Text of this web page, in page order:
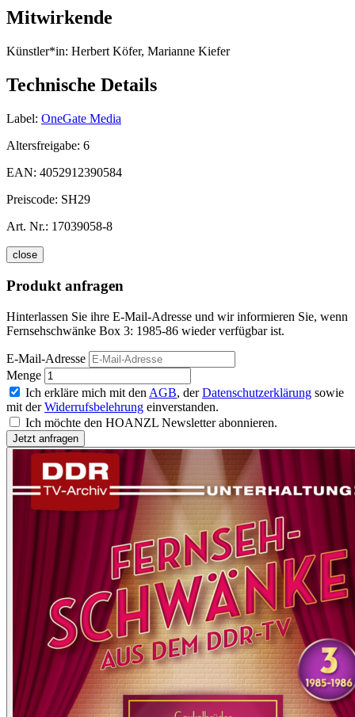
Mitwirkende
Künstler*in: Herbert Köfer, Marianne Kiefer
Technische Details
Label: OneGate Media
Altersfreigabe: 6
EAN: 4052912390584
Preiscode: SH29
Art. Nr.: 17039058-8
close
Produkt anfragen
Hinterlassen Sie ihre E-Mail-Adresse und wir informieren Sie, wenn
Fernsehschwänke Box 3: 1985-86 wieder verfügbar ist.
E-Mail-Adresse
Menge
Ich erkläre mich mit den AGB, derDatenschutzerklärung sowie
mit derWiderrufsbelehrung einverstanden.
Ich möchte den HOANZL Newsletter abonnieren.